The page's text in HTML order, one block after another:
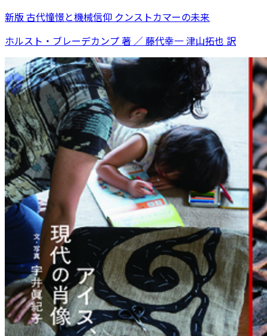
新版 古代憧憬と機械信仰 クンストカマーの未来
ホルスト・ブレーデカンプ 著 ／ 藤代幸一 津山拓也 訳